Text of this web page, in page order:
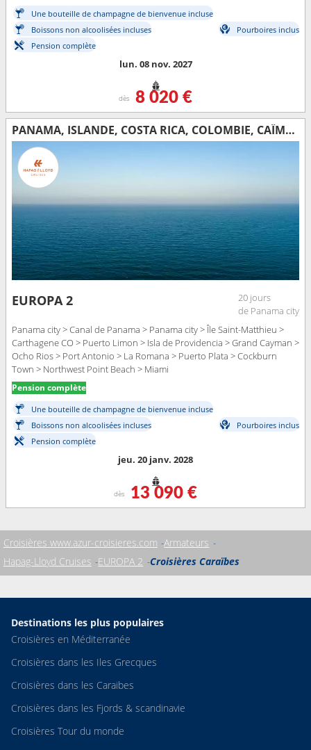
Une bouteille de champagne de bienvenue incluse
Boissons non alcoolisées incluses
Pourboires inclus
Pension complète
lun. 08 nov. 2027
dès 8 020 €
PANAMA, ISLANDE, COSTA RICA, COLOMBIE, CAÏMANS (ÎLES), JAMAÏQUE, RÉPUBLIQUE DOMINICAINE, GRÈCE, ROYAUME-UNI, ÉTATS-UNIS
EUROPA 2
20 jours
de Panama city
Panama city > Canal de Panama > Panama city > Île Saint-Matthieu >
Carthagene CO > Puerto Limon > Isla de Providencia > Grand Cayman >
Ocho Rios > Port Antonio > La Romana > Puerto Plata > Cockburn
Town > Northwest Point Beach > Miami
Pension complète
Une bouteille de champagne de bienvenue incluse
Boissons non alcoolisées incluses
Pourboires inclus
Pension complète
jeu. 20 janv. 2028
dès 13 090 €
Croisières www.azur-croisieres.com Armateurs
Hapag-Lloyd Cruises EUROPA 2 Croisières Caraïbes
Destinations les plus populaires
Croisières en Méditerranée
Croisières dans les Iles Grecques
Croisières dans les Caraibes
Croisières dans les Fjords & scandinavie
Croisières Tour du monde